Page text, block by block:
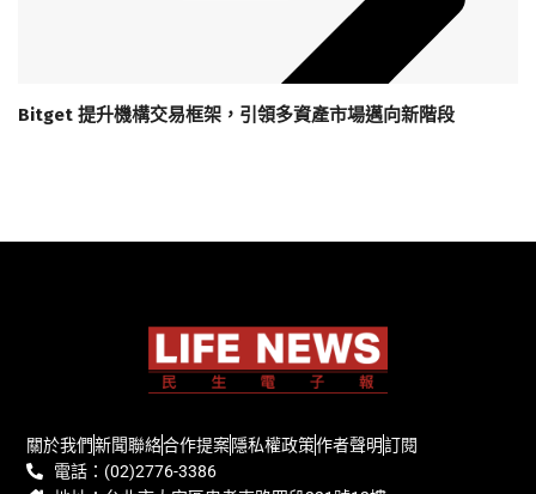
Bitget 提升機構交易框架，引領多資產市場邁向新階段
關於我們新聞聯絡合作提案隱私權政策作者聲明訂閱
電話：(02)2776-3386